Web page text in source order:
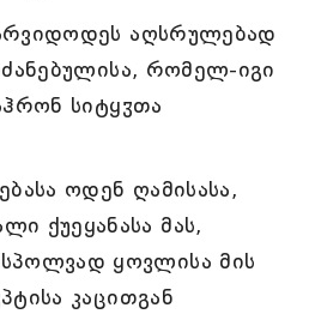
აღსრულებად
რომელ-იგი
სიტყჳთა
ოდენ ღამისასა,
ქუეყანასა მას,
ყოვლისა მის
კაცითგან